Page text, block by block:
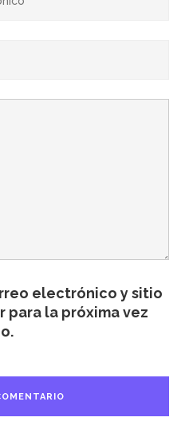
electrónico y sitio
para la próxima vez